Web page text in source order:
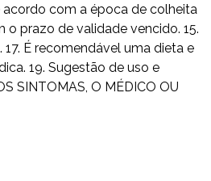
com a época de colheita
o prazo de validade vencido. 15.
É recomendável uma dieta e
19. Sugestão de uso e
SINTOMAS, O MÉDICO OU